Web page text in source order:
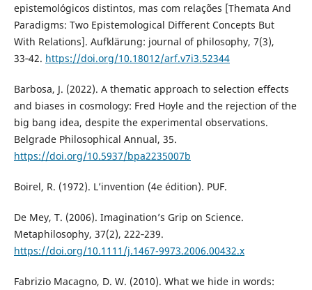
epistemológicos distintos, mas com relações [Themata And
Paradigms: Two Epistemological Different Concepts But
With Relations]. Aufklärung: journal of philosophy, 7(3),
33‑42. https://doi.org/10.18012/arf.v7i3.52344
Barbosa, J. (2022). A thematic approach to selection effects
and biases in cosmology: Fred Hoyle and the rejection of the
big bang idea, despite the experimental observations.
Belgrade Philosophical Annual, 35.
https://doi.org/10.5937/bpa2235007b
Boirel, R. (1972). L’invention (4e édition). PUF.
De Mey, T. (2006). Imagination’s Grip on Science.
Metaphilosophy, 37(2), 222‑239.
https://doi.org/10.1111/j.1467-9973.2006.00432.x
Fabrizio Macagno, D. W. (2010). What we hide in words: